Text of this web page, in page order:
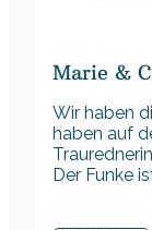
Marie &
Wir haben
haben auf
Der Funke